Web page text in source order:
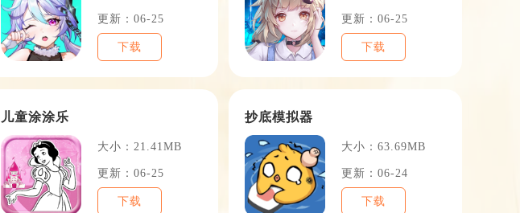
更新：06-25
下载
更新：06-25
下载
儿童涂涂乐
大小：21.41MB
更新：06-25
下载
抄底模拟器
大小：63.69MB
更新：06-24
下载